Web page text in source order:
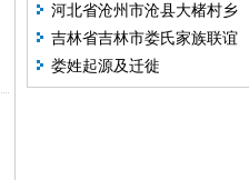
河北省沧州市沧县大楮村乡
娄氏家谱(次门第四册)
吉林省吉林市娄氏家族联谊
会代表照片
娄姓起源及迁徙